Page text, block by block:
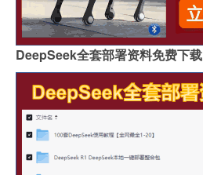
DeepSeek全套部署资料免费下载